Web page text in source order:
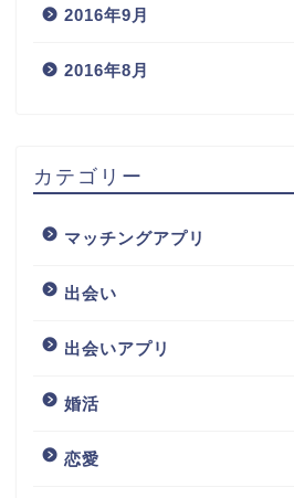
2016年9月
2016年8月
カテゴリー
マッチングアプリ
出会い
出会いアプリ
婚活
恋愛